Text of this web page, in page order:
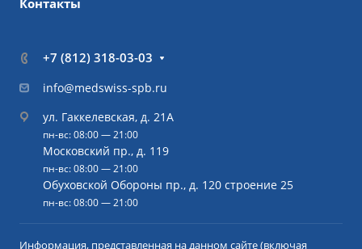
Контакты
+7 (812) 318-03-03
info@medswiss-spb.ru
ул. Гаккелевская, д. 21А
пн-вс: 08:00 — 21:00
Московский пр., д. 119
пн-вс: 08:00 — 21:00
Обуховской Обороны пр., д. 120 строение 25
пн-вс: 08:00 — 21:00
Информация, представленная на данном сайте (включая